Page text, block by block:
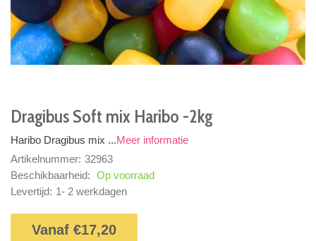
Dragibus Soft mix Haribo -2kg
Haribo Dragibus mix ...Meer informatie
Artikelnummer: 32963
Beschikbaarheid: Op voorraad
Levertijd: 1- 2 werkdagen
Vanaf €17,20